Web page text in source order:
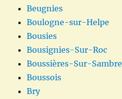
Beugnies
Boulogne-sur-Helpe
Bousies
Bousignies-Sur-Roc
Boussières-Sur-Sambre
Boussois
Bry